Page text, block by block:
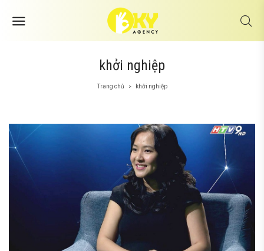
khởi nghiệp
Trang chủ > khởi nghiệp